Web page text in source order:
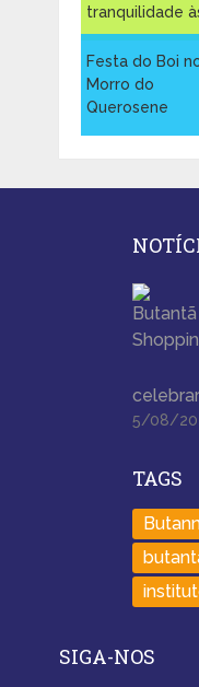
tranquilidade
Festa do Boi
Morro do
Querosene
5/08/
TAGS
SIGA-NOS